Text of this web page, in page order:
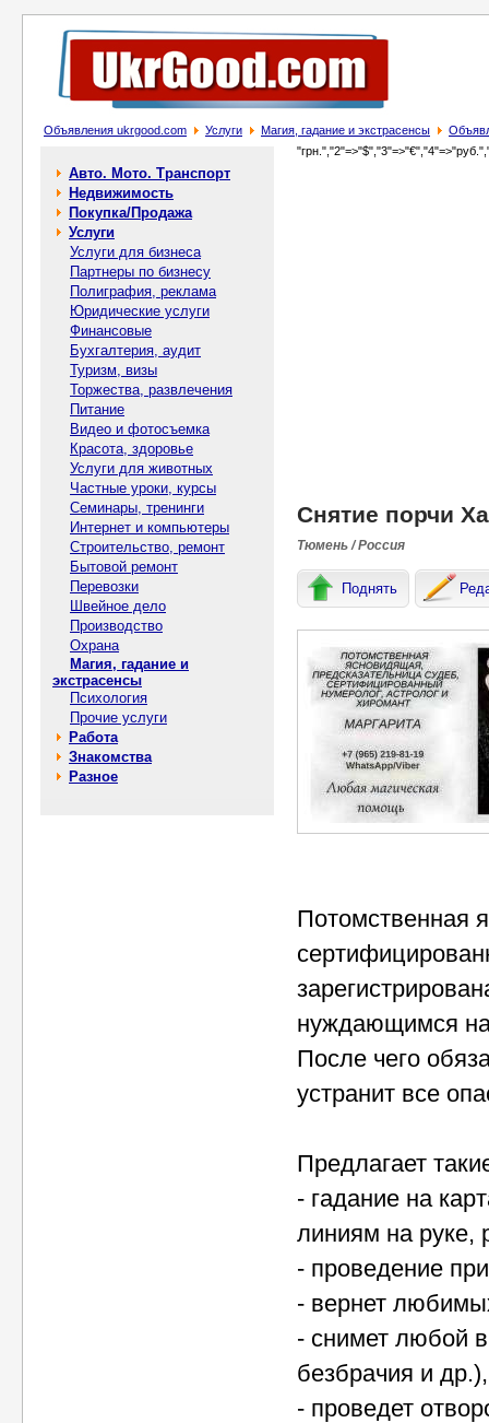
Объявления ukrgood.com Услуги Магия, гадание и экстрасенсы
Авто. Мото. Транспорт
Недвижимость
Покупка/Продажа
Услуги
Услуги для бизнеса
Партнеры по бизнесу
Полиграфия, реклама
Юридические услуги
Финансовые
Бухгалтерия, аудит
Туризм, визы
Торжества, развлечения
Питание
Видео и фотосъемка
Красота, здоровье
Услуги для животных
Частные уроки, курсы
Семинары, тренинги
Интернет и компьютеры
Строительство, ремонт
Бытовой ремонт
Перевозки
Швейное дело
Производство
Охрана
Магия, гадание и
экстрасенсы
Психология
Прочие услуги
Работа
Знакомства
Разное
Снятие порчи
Тюмень / Россия
Поднять
Потомственная
нуждающимся
После чего
устранит все
Предлагает
- гадание на
линиям на руке,
- проведение
- вернет
- снимет любой
безбрачия и др.),
- проведет